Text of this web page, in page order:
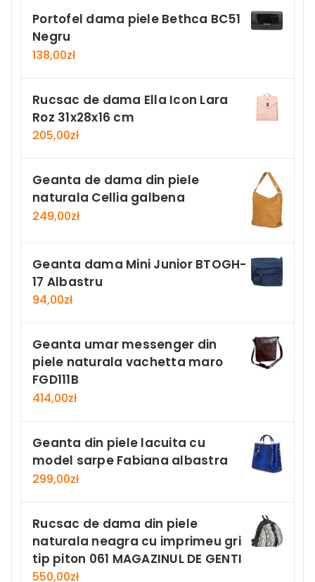
Portofel dama piele Bethca BC51
Negru
138,00zł
Rucsac de dama Ella Icon Lara
Roz 31x28x16 cm
205,00zł
Geanta de dama din piele
naturala Cellia galbena
249,00zł
Geanta dama Mini Junior BTOGH-
17 Albastru
94,00zł
Geanta umar messenger din
piele naturala vachetta maro
FGD111B
414,00zł
Geanta din piele lacuita cu
model sarpe Fabiana albastra
299,00zł
Rucsac de dama din piele
naturala neagra cu imprimeu gri
tip piton 061 MAGAZINUL DE GENTI
550,00zł